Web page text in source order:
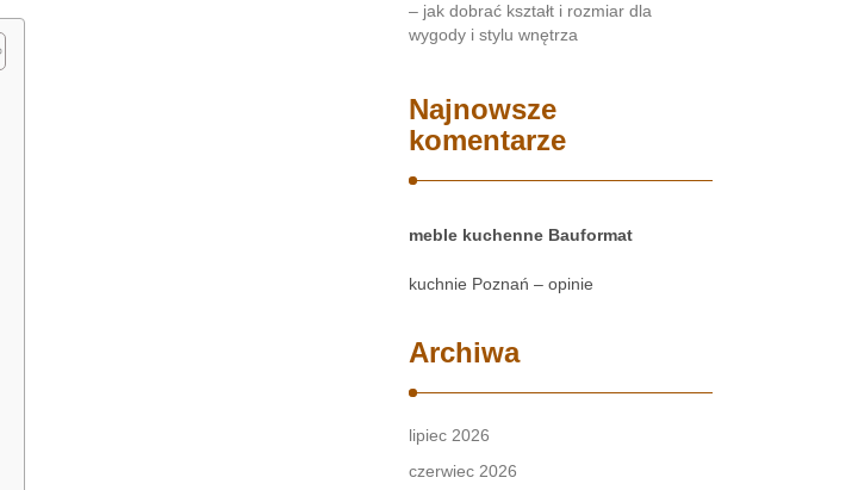
– jak dobrać kształt i rozmiar dla
wygody i stylu wnętrza
Najnowsze
komentarze
meble kuchenne Bauformat
kuchnie Poznań – opinie
Archiwa
lipiec 2026
czerwiec 2026